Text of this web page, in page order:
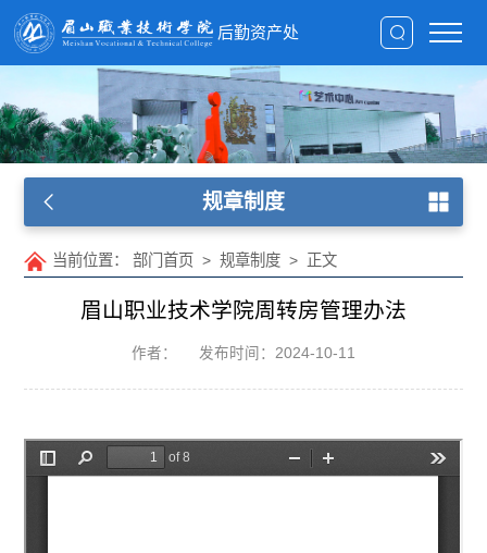
后勤资产处
规章制度
当前位置：部门首页 >规章制度 > 正文
眉山职业技术学院周转房管理办法
作者： 发布时间：2024-10-11